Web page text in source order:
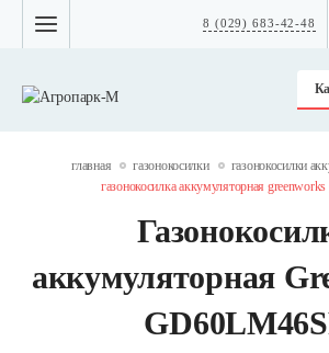
8 (029) 683-42-48
главная газонокосилки
газонокосилки
газонокосилка аккумуляторная
аккумуляторная